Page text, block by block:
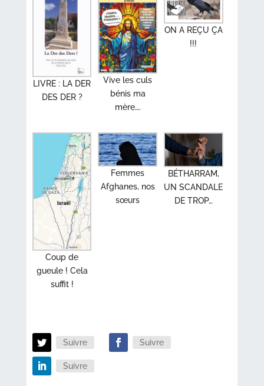
LIVRE : LA DER
DES DER ?
Vive les culs
bénis ma
mère….
ON A REÇU ÇA
!!!
Coup de
gueule ! Cela
suffit !
Femmes
Afghanes, nos
sœurs
BÉTHARRAM,
UN SCANDALE
DE TROP…
Suivre Suivre
Suivre